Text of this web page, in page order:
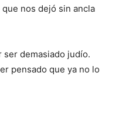
nos dejó sin ancla
demasiado judío.
pensado que ya no lo